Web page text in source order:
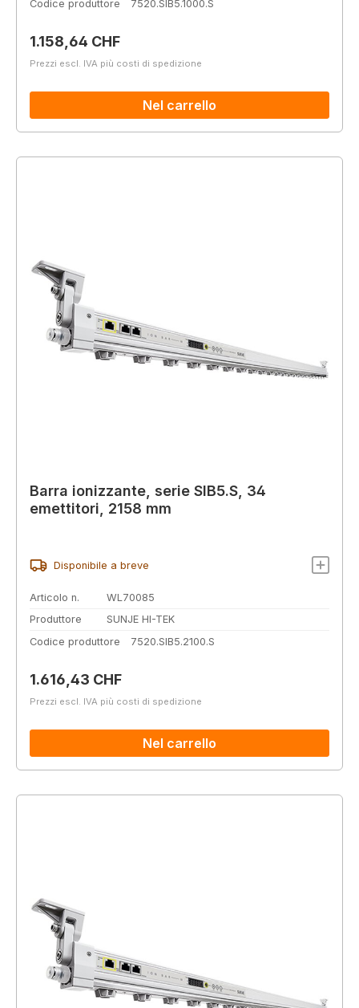
Codice produttore 7520.SIB5.1000.S
Prezzo normale:
1.158,64 CHF
Prezzi escl. IVA più costi di spedizione
Nel carrello
Barra ionizzante, serie SIB5.S, 34
emettitori, 2158 mm
Disponibile a breve
Articolo n.
WL70085
Produttore
SUNJE HI-TEK
Codice produttore
7520.SIB5.2100.S
Prezzo normale:
1.616,43 CHF
Prezzi escl. IVA più costi di spedizione
Nel carrello